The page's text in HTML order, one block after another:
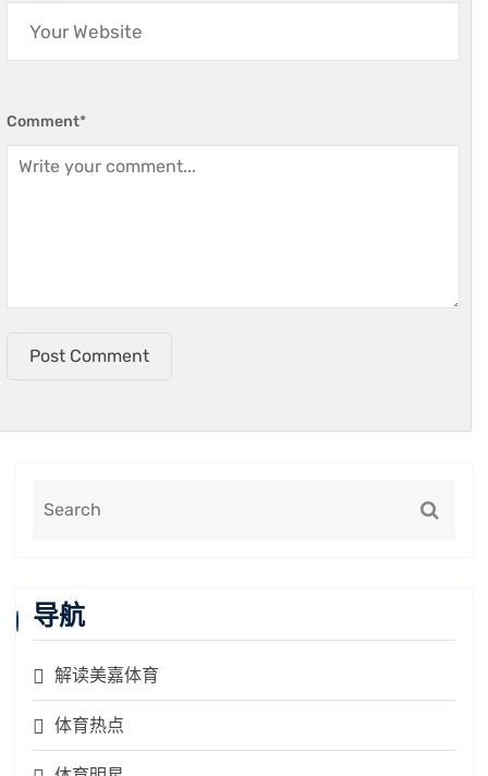
Comment*
Post Comment
导航
解读美嘉体育
体育热点